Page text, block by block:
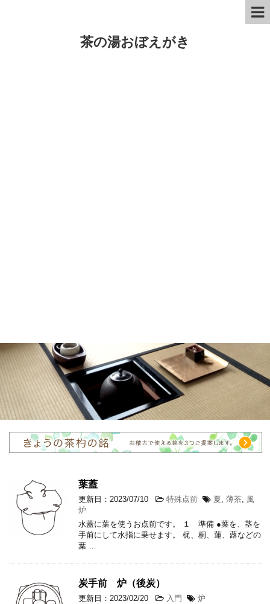
茶の湯おぼえがき
葉蓋
更新日：2023/07/10 特殊点前 夏, 薄茶, 風
炉
水蓋に葉を使うお点前です。 １ 準備 ●葉を、茎を
手前にして水指に乗せます。 梶、桐、蓮、蕗などの
葉 …
炭手前 炉（後炭）
更新日：2023/02/20 入門
炉